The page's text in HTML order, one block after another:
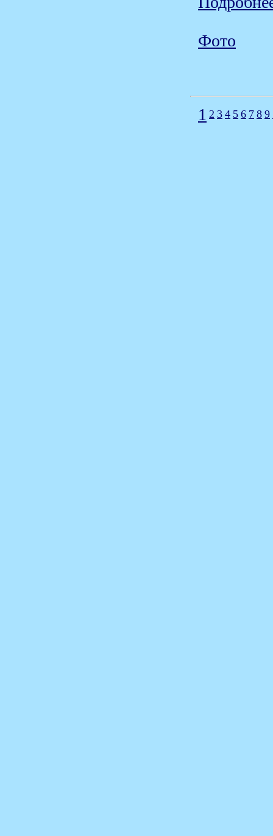
Фото
1 2 3 4 5 6 7 8 9